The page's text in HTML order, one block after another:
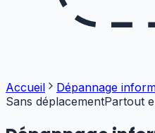
Accueil Dépannage
Sans déplacementPartout